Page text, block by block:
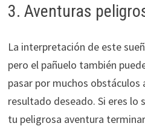
3. Aventuras
La interpretación de este
pero el pañuelo también
pasar por muchos
resultado deseado. Si eres
tu peligrosa aventura